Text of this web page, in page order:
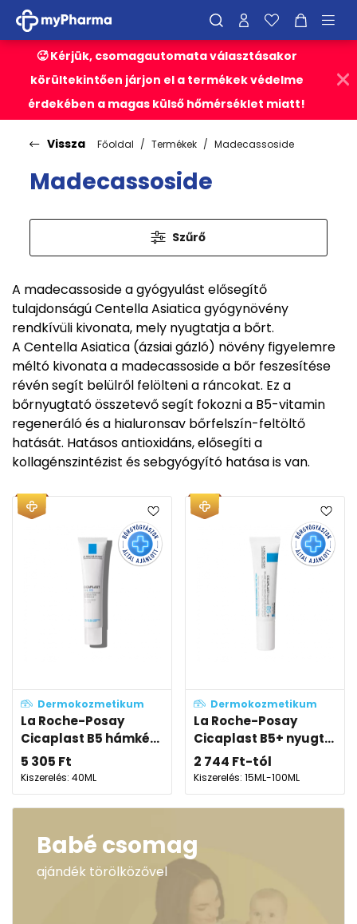
🥵 Kérjük, csomagautomata választásakor
körültekintően járjon el a termékek védelme
érdekében a magas külső hőmérséklet miatt!
Vissza Főoldal Termékek Madecassoside
Madecassoside
Szűrő
A madecassoside a gyógyulást elősegítő
tulajdonságú Centella Asiatica gyógynövény
rendkívüli kivonata, mely nyugtatja a bőrt.
A Centella Asiatica (ázsiai gázló) növény figyelemre
méltó kivonata a madecassoside a bőr feszesítése
révén segít belülről felölteni a ráncokat. Ez a
bőrnyugtató összetevő segít fokozni a B5-vitamin
regeneráló és a hialuronsav bőrfelszín-feltöltő
hatását. Hatásos antioxidáns, elősegíti a
kollagénszintézist és sebgyógyító hatása is van.
Dermokozmetikum
La Roche-Posay
Cicaplast B5 hámké...
5 305 Ft
Kiszerelés: 40ML
Dermokozmetikum
La Roche-Posay
Cicaplast B5+ nyugt...
2 744 Ft-tól
Kiszerelés: 15ML-100ML
Babé csomag
ajándék törölközővel